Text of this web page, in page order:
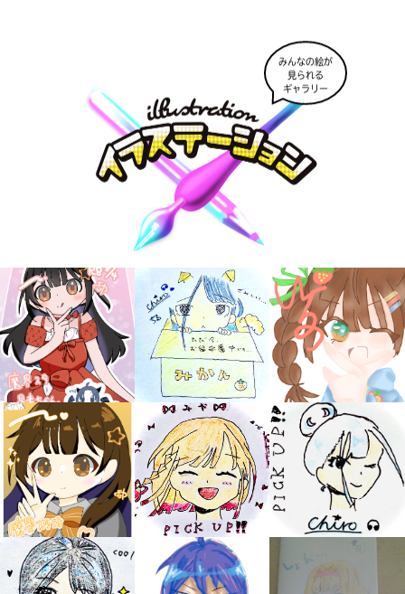
キミノラジオ配信中！
いろんな動画が
見られる
みんなの絵が
見られる
ギャラリー